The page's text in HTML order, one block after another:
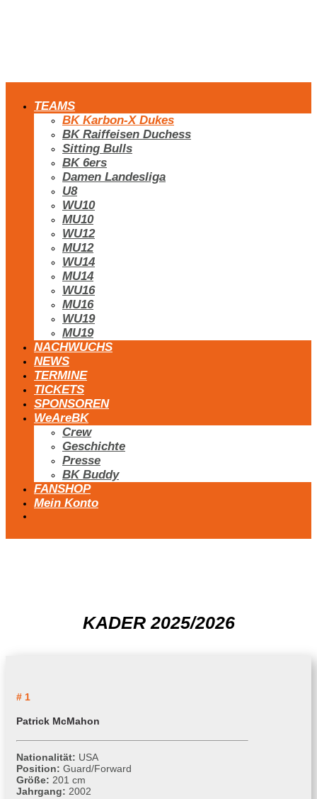
TEAMS
BK Karbon-X Dukes
BK Raiffeisen Duchess
Sitting Bulls
BK 6ers
Damen Landesliga
U8
WU10
MU10
WU12
MU12
WU14
MU14
WU16
MU16
WU19
MU19
NACHWUCHS
NEWS
TERMINE
TICKETS
SPONSOREN
WeAreBK
Crew
Geschichte
Presse
BK Buddy
FANSHOP
Mein Konto
KADER 2025/2026
# 1
Patrick McMahon
Nationalität: USA
Position: Guard/Forward
Größe: 201 cm
Jahrgang: 2002